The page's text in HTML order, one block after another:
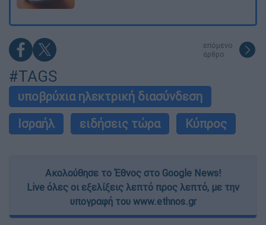
επόμενο
άρθρο
#TAGS
υποβρύχια ηλεκτρική διασύνδεση
Ισραήλ
ειδήσεις τώρα Κύπρος
Ακολούθησε το Έθνος στο Google News!
Live όλες οι εξελίξεις λεπτό προς λεπτό, με την
υπογραφή του www.ethnos.gr